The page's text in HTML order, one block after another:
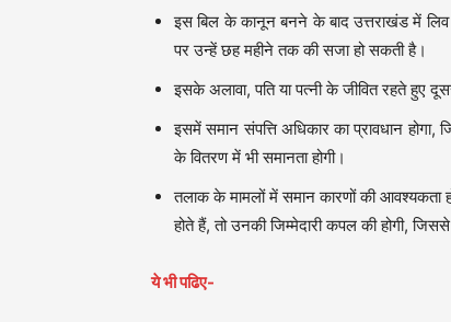
इस बिल के कानून बनने के बाद उत्तराखंड में
पर उन्हें छह महीने तक की सजा हो सकती है।
इसके अलावा, पति या पत्नी के जीवित रहते हुए
इसमें समान संपत्ति अधिकार का प्रावधान होगा,
के वितरण में भी समानता होगी।
तलाक के मामलों में समान कारणों की आवश्यकता
होते हैं, तो उनकी जिम्मेदारी कपल की होगी,
ये भी पढिए-